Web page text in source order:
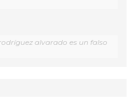
alvarado es un falso